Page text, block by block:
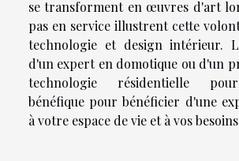
se transforment en œuvres d'art
pas en service illustrent cette
technologie et design intérieur.
d'un expert en domotique ou d'un
technologie résidentielle
bénéfique pour bénéficier d'une
à votre espace de vie et à vos